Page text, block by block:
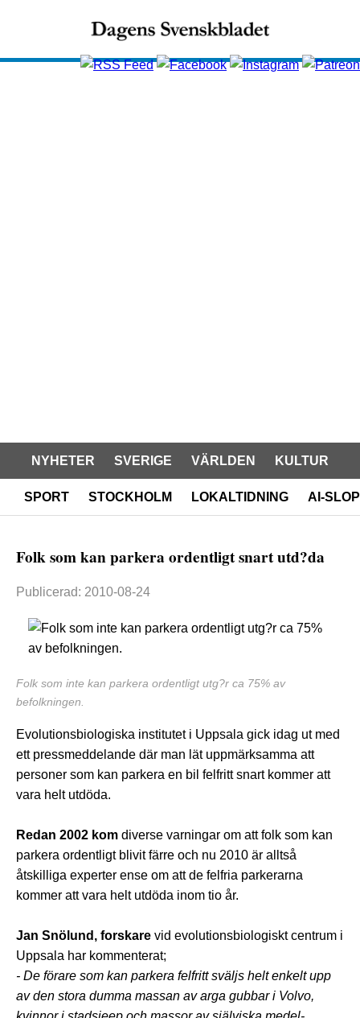
NYHETER SVERIGE VÄRLDEN KULTUR
SPORT STOCKHOLM LOKALTIDNING AI-SLOP
Folk som kan parkera ordentligt snart utd?da
Publicerad: 2010-08-24
Folk som inte kan parkera ordentligt utg?r ca 75% av
befolkningen.
Evolutionsbiologiska institutet i Uppsala gick idag ut med
ett pressmeddelande där man lät uppmärksamma att
personer som kan parkera en bil felfritt snart kommer att
vara helt utdöda.
Redan 2002 kom diverse varningar om att folk som kan
parkera ordentligt blivit färre och nu 2010 är alltså
åtskilliga experter ense om att de felfria parkerarna
kommer att vara helt utdöda inom tio år.
Jan Snölund, forskare vid evolutionsbiologiskt centrum i
Uppsala har kommenterat;
- De förare som kan parkera felfritt sväljs helt enkelt upp
av den stora dumma massan av arga gubbar i Volvo,